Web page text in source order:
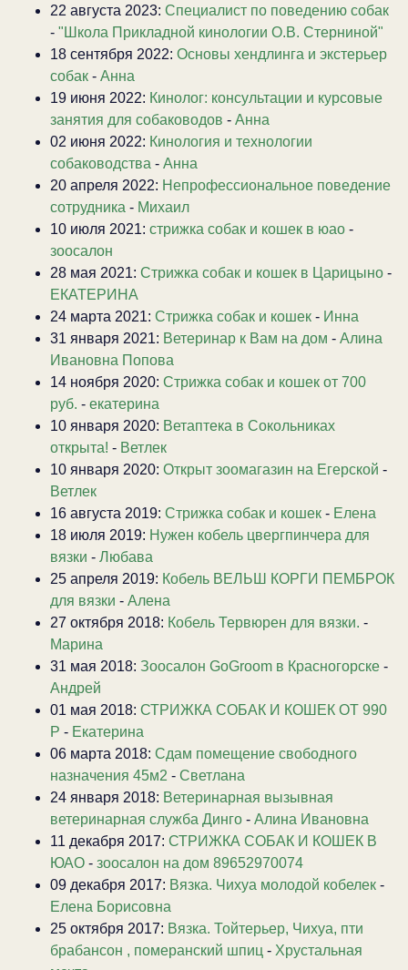
22 августа 2023: Специалист по поведению собак
- "Школа Прикладной кинологии О.В. Стерниной"
18 сентября 2022: Основы хендлинга и экстерьер
собак - Анна
19 июня 2022: Кинолог: консультации и курсовые
занятия для собаководов - Анна
02 июня 2022: Кинология и технологии
собаководства - Анна
20 апреля 2022: Непрофессиональное поведение
сотрудника - Михаил
10 июля 2021: стрижка собак и кошек в юао -
зоосалон
28 мая 2021: Стрижка собак и кошек в Царицыно -
ЕКАТЕРИНА
24 марта 2021: Стрижка собак и кошек - Инна
31 января 2021: Ветеринар к Вам на дом - Алина
Ивановна Попова
14 ноября 2020: Стрижка собак и кошек от 700
руб. - екатерина
10 января 2020: Ветаптека в Сокольниках
открыта! - Ветлек
10 января 2020: Открыт зоомагазин на Егерской -
Ветлек
16 августа 2019: Стрижка собак и кошек - Елена
18 июля 2019: Нужен кобель цвергпинчера для
вязки - Любава
25 апреля 2019: Кобель ВЕЛЬШ КОРГИ ПЕМБРОК
для вязки - Алена
27 октября 2018: Кобель Тервюрен для вязки. -
Марина
31 мая 2018: Зоосалон GoGroom в Красногорске -
Андрей
01 мая 2018: СТРИЖКА СОБАК И КОШЕК ОТ 990
Р - Екатерина
06 марта 2018: Сдам помещение свободного
назначения 45м2 - Светлана
24 января 2018: Ветеринарная вызывная
ветеринарная служба Динго - Алина Ивановна
11 декабря 2017: СТРИЖКА СОБАК И КОШЕК В
ЮАО - зоосалон на дом 89652970074
09 декабря 2017: Вязка. Чихуа молодой кобелек -
Елена Борисовна
25 октября 2017: Вязка. Тойтерьер, Чихуа, пти
брабансон , померанский шпиц - Хрустальная